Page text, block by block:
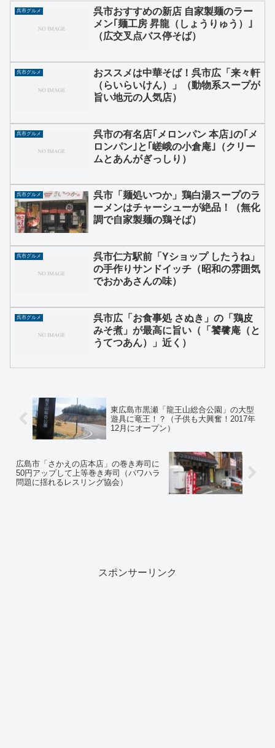
呉市グルメ
呉市おすすめの新店 自家製麺のラー
メン｢麺工房 昇龍（しょうりゅう）｣
（広交叉点バス停そば）
呉市グルメ
おススメは中華そば！呉市広「来々軒
（らいらいけん）」（動物系スープが
旨い地元の人気店）
呉市グルメ
呉市の有名店｢メロンパン 本店｣の｢メ
ロンパン｣と｢嵯峨の小倉庵｣（クリー
ムとあんがぎっしり）
呉市グルメ
呉市「麺処いつか」鶏白湯スープのラ
ーメンはチャーシューが絶品！（無化
調で自家製麺の鶏そば）
呉市グルメ
呉市仁方駅前「Yショップ したうね」
の手作りサンドイッチ（昭和の雰囲気
でおかあさんの味）
呉市グルメ
呉市広「お食事処 さぬき」の「鶏皮
みそ煮」が最高に旨い（「饕餮庵（と
うてつあん）」近く）
東広島市黒瀬「龍王山総合公園」の大型
遊具に竜王！？（子供も大興奮！2017年
12月にオープン）
広島市「さかえの店本店」の巻き寿司に
50円アップして上等巻き寿司（パワハラ
問題に揺れるレスリング協会）
スポンサーリンク